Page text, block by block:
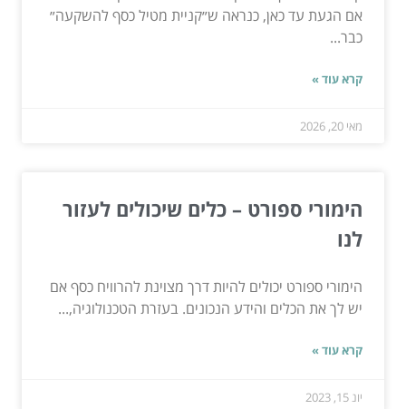
אם הגעת עד כאן, כנראה ש״קניית מטיל כסף להשקעה״
כבר...
קרא עוד »
מאי 20, 2026
הימורי ספורט – כלים שיכולים לעזור
לנו
הימורי ספורט יכולים להיות דרך מצוינת להרוויח כסף אם
יש לך את הכלים והידע הנכונים. בעזרת הטכנולוגיה,...
קרא עוד »
יונ 15, 2023